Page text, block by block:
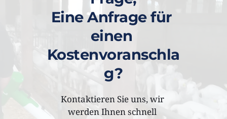
Eine Anfrage für
einen
Kostenvoranschla
g?
Kontaktieren Sie uns, wir
werden Ihnen schnell